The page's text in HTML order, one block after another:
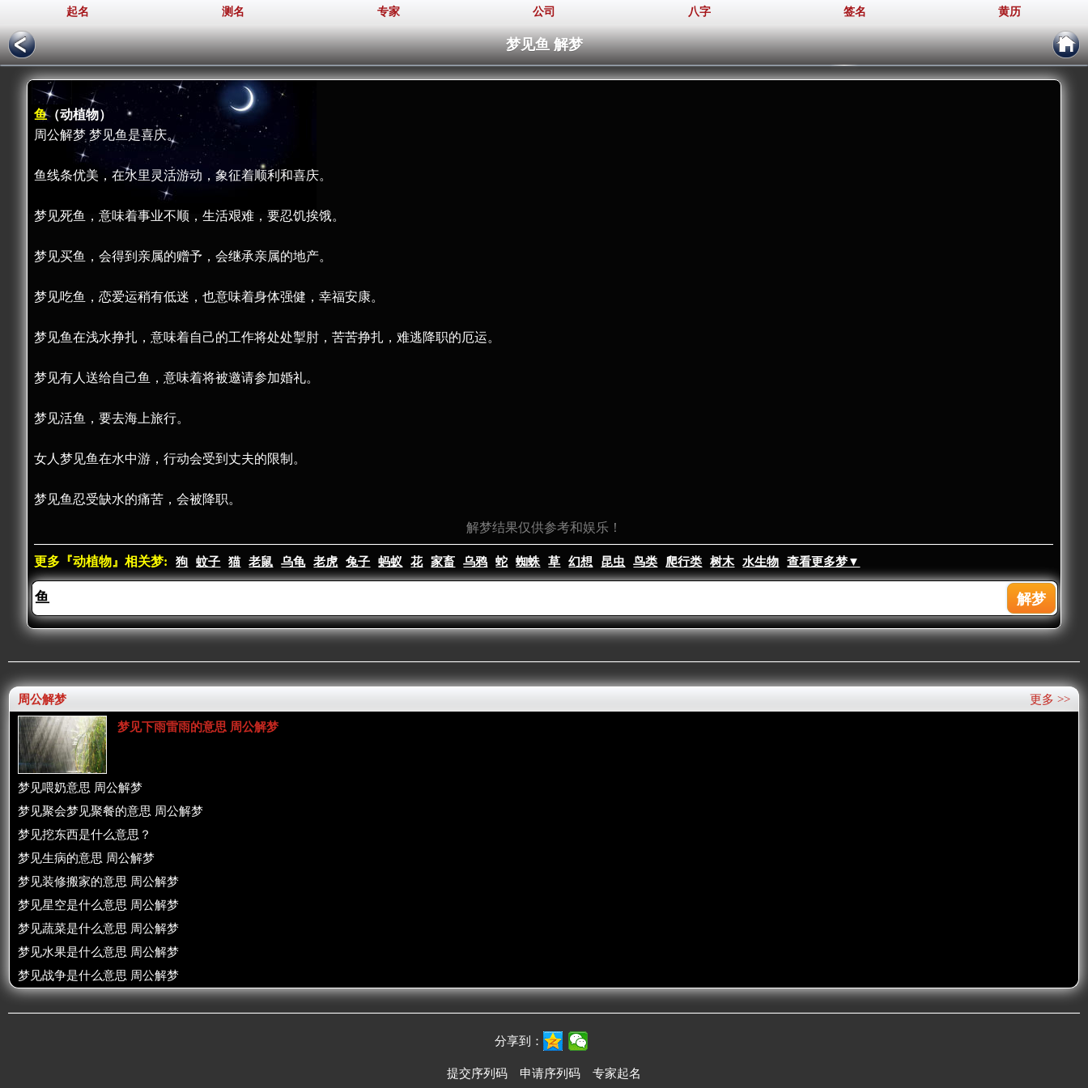
起名 测名 专家 公司 八字 签名 黄历
梦见鱼 解梦
鱼（动植物）
周公解梦 梦见鱼是喜庆。
鱼线条优美，在水里灵活游动，象征着顺利和喜庆。
梦见死鱼，意味着事业不顺，生活艰难，要忍饥挨饿。
梦见买鱼，会得到亲属的赠予，会继承亲属的地产。
梦见吃鱼，恋爱运稍有低迷，也意味着身体强健，幸福安康。
梦见鱼在浅水挣扎，意味着自己的工作将处处掣肘，苦苦挣扎，难逃降职的厄运。
梦见有人送给自己鱼，意味着将被邀请参加婚礼。
梦见活鱼，要去海上旅行。
女人梦见鱼在水中游，行动会受到丈夫的限制。
梦见鱼忍受缺水的痛苦，会被降职。
解梦结果仅供参考和娱乐！
更多『动植物』相关梦: 狗 蚊子 猫 老鼠 乌龟 老虎 兔子 蚂蚁 花 家畜 乌鸦 蛇 蜘蛛 草 幻想 昆虫 鸟类 爬行类 树木 水生物 查看更多梦▼
更多 >>
周公解梦
梦见下雨雷雨的意思 周公解梦
梦见喂奶意思 周公解梦
梦见聚会梦见聚餐的意思 周公解梦
梦见挖东西是什么意思？
梦见生病的意思 周公解梦
梦见装修搬家的意思 周公解梦
梦见星空是什么意思 周公解梦
梦见蔬菜是什么意思 周公解梦
梦见水果是什么意思 周公解梦
梦见战争是什么意思 周公解梦
分享到：
提交序列码 申请序列码 专家起名